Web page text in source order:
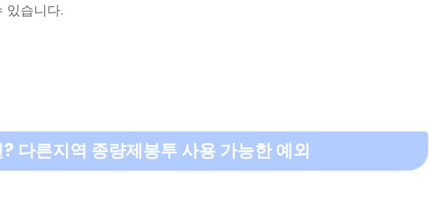
있습니다.
다른지역 종량제봉투 사용 가능한 예외